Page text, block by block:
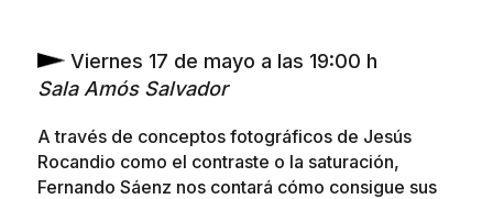
Viernes 17 de mayo a las 19:00 h
Sala Amós Salvador
A través de conceptos fotográficos de Jesús
Rocandio como el contraste o la saturación,
Fernando Sáenz nos contará cómo consigue sus